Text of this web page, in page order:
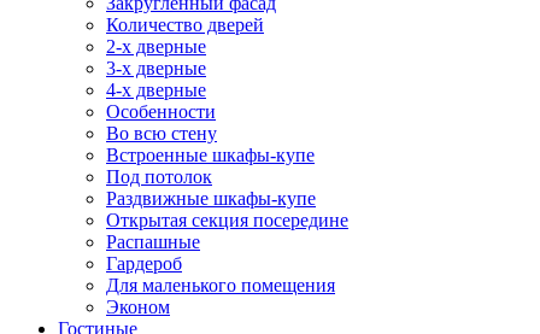
Количество дверей
2-х дверные
3-х дверные
4-х дверные
Особенности
Во всю стену
Встроенные шкафы-купе
Под потолок
Раздвижные шкафы-купе
Открытая секция посередине
Распашные
Гардероб
Для маленького помещения
Эконом
Гостиные